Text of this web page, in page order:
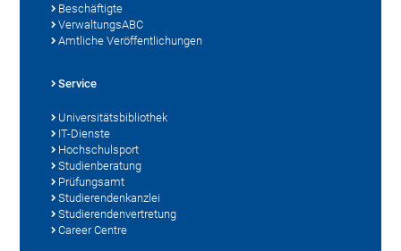
Beschäftigte
VerwaltungsABC
Amtliche Veröffentlichungen
Service
Universitätsbibliothek
IT-Dienste
Hochschulsport
Studienberatung
Prüfungsamt
Studierendenkanzlei
Studierendenvertretung
Career Centre